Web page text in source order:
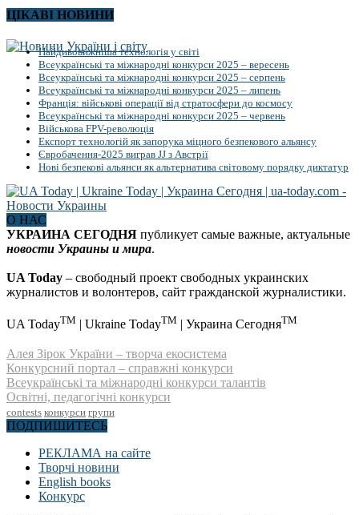
ЦІКАВІ НОВИНИ
Найдивовижніша технологія у світі
Всеукраїнські та міжнародні конкурси 2025 – вересень
Всеукраїнські та міжнародні конкурси 2025 – серпень
Всеукраїнські та міжнародні конкурси 2025 – липень
Франція: військові операції від стратосфери до космосу
Всеукраїнські та міжнародні конкурси 2025 – червень
Військова FPV-революція
Експорт технологій як запорука міцного безпекового альянсу
Євробачення-2025 виграв JJ з Австрії
Нові безпекові альянси як альтернатива світовому порядку диктатур
О НАС
УКРАИНА СЕГОДНЯ публикует самые важные, актуальные
новости Украины и мира.
UA Today – свободный проект свободных украинских
журналистов и волонтеров, сайт гражданской журналистики.
UA TodayTM | Ukraine TodayTM | Украина СегодняTM
Алея Зірок України – творча екосистема
Конкурсний портал – справжні конкурси
Всеукраїнські та міжнародні конкурси талантів
Освітні, педагогічні конкурси
contests конкурси групи
ПОДПИШИТЕСЬ
РЕКЛАМА на сайте
Творчі новини
English books
Конкурс